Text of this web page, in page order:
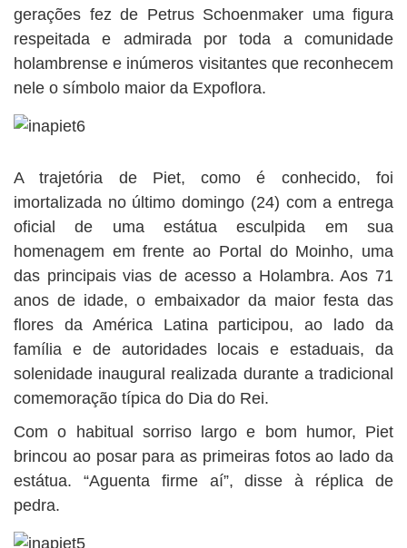
gerações fez de Petrus Schoenmaker uma figura
respeitada e admirada por toda a comunidade
holambrense e inúmeros visitantes que reconhecem
nele o símbolo maior da Expoflora.
A trajetória de Piet, como é conhecido, foi
imortalizada no último domingo (24) com a entrega
oficial de uma estátua esculpida em sua
homenagem em frente ao Portal do Moinho, uma
das principais vias de acesso a Holambra. Aos 71
anos de idade, o embaixador da maior festa das
flores da América Latina participou, ao lado da
família e de autoridades locais e estaduais, da
solenidade inaugural realizada durante a tradicional
comemoração típica do Dia do Rei.
Com o habitual sorriso largo e bom humor, Piet
brincou ao posar para as primeiras fotos ao lado da
estátua. “Aguenta firme aí”, disse à réplica de
pedra.